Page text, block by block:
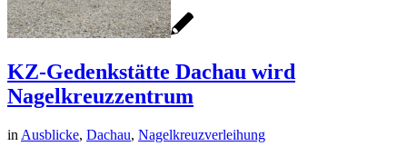
KZ-Gedenkstätte Dachau wird
Nagelkreuzzentrum
in Ausblicke, Dachau, Nagelkreuzverleihung